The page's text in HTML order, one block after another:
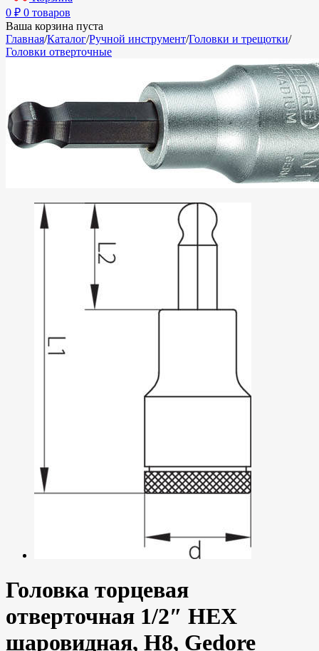
0 ₽ 0 товаров
Ваша корзина пуста
Главная/Каталог/Ручной инструмент/Головки и трещотки/
Головки отверточные
Головка торцевая
отверточная 1/2″ HEX
шаровидная, H8, Gedore